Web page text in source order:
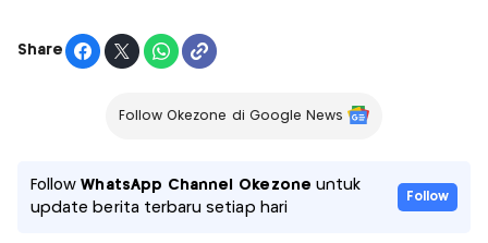
Share
Follow Okezone di Google News
FollowWhatsApp Channel Okezone untuk
update berita terbaru setiap hari
Follow